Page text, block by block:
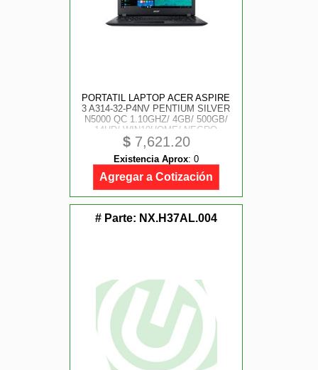
PORTATIL LAPTOP ACER ASPIRE
3 A314-32-P4NV PENTIUM SILVER
N5000 QC 1.10GHZ/ 4GB/ 500GB/
14HD/ WIN10HOME/ NEGRO
$7,621.20
Existencia Aprox: 0
Agregar a Cotización
# Parte: NX.H37AL.004